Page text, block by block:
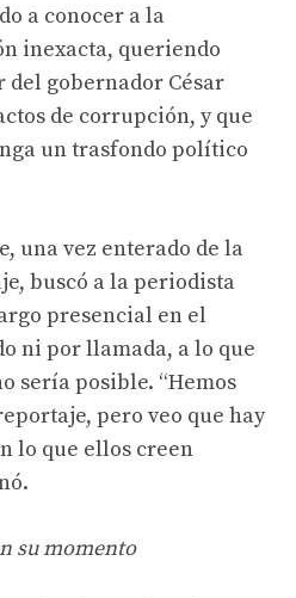
a conocer a la
inexacta, queriendo
gobernador César
de corrupción, y que
un trasfondo político
una vez enterado de la
buscó a la periodista
presencial en el
ni por llamada, a lo que
sería posible. “Hemos
pero veo que hay
lo que ellos creen
su momento